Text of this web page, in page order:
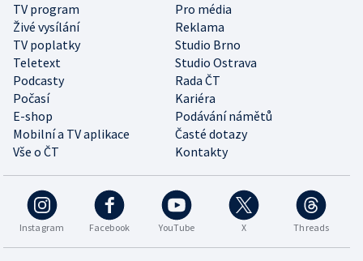
TV program
Pro média
Živé vysílání
Reklama
TV poplatky
Studio Brno
Teletext
Studio Ostrava
Podcasty
Rada ČT
Počasí
Kariéra
E-shop
Podávání námětů
Mobilní a TV aplikace
Časté dotazy
Vše o ČT
Kontakty
Instagram Facebook YouTube X Threads